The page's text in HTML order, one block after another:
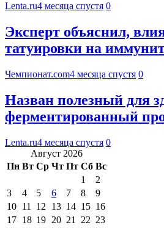
Lenta.ru4 месяца спустя 0
Эксперт объяснил,
татуировки на
Чемпионат.com4 месяца спустя 0
Назван полезный для
ферментированный
Lenta.ru4 месяца спустя 0
Август 2026
Пн Вт Ср Чт Пт Сб Вс
1
2
3
4 5 6 7 8
9
10 11 12 13 14 15 16
17 18 19 20 21 22 23